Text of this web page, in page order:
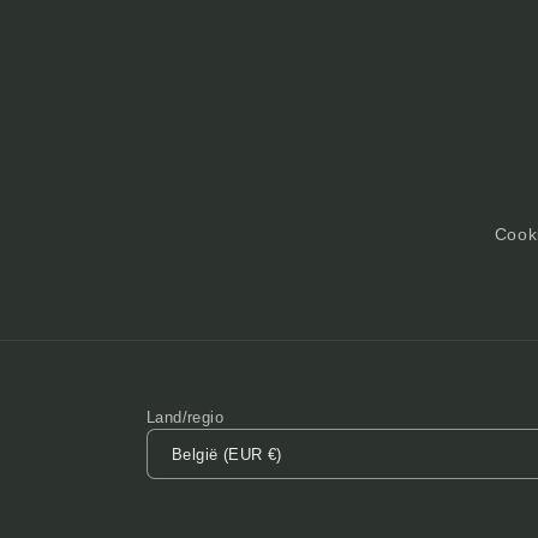
Land/regio
België (EUR €)